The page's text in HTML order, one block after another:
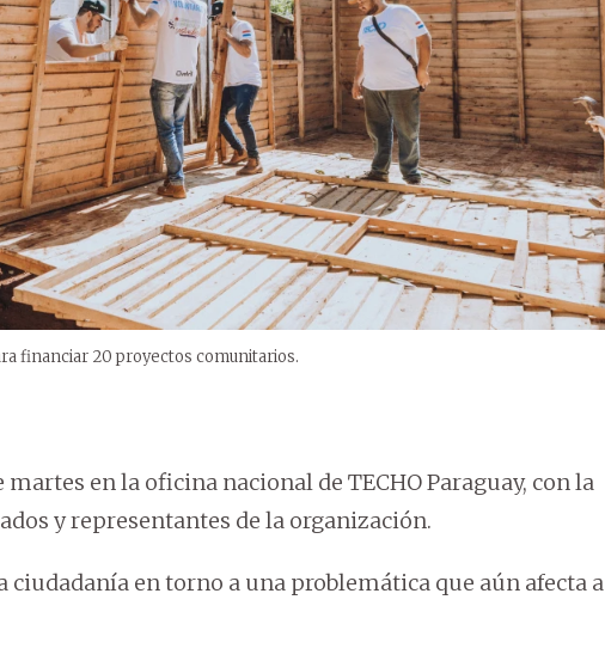
financiar 20 proyectos comunitarios.
en la oficina nacional de TECHO Paraguay, con la
y representantes de la organización.
ciudadanía en torno a una problemática que aún afecta a